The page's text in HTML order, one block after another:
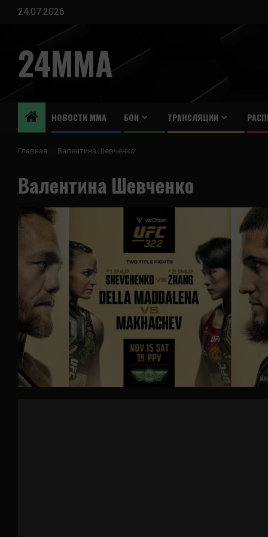
Перейти
содержимому
24.07.2026
24MMA
НОВОСТИ ММА БОИ ТРАНСЛЯЦИИ
Главная Валентина Шевченко
Валентина Шевченко